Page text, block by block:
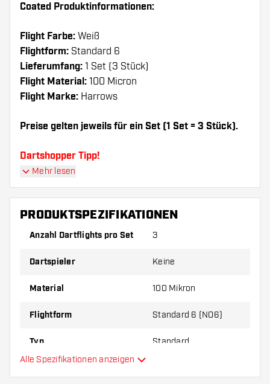
Coated Produktinformationen:
Flight Farbe: Weiß
Flightform: Standard 6
Lieferumfang: 1 Set (3 Stück)
Flight Material: 100 Micron
Flight Marke: Harrows
Preise gelten jeweils für ein Set (1 Set = 3 Stück).
Dartshopper Tipp!
Sorgen Sie für genügend Ersatz Flights und
abnutzen oder brechen.
Material oder eine andere Dicke der Flights aus,
um herauszufinden, welche Variante am besten
Mehr lesen
PRODUKTSPEZIFIKATIONEN
Anzahl Dartflights pro Set 3
Dartspieler Keine
Material 100 Mikron
Flightform Standard 6 (NO6)
Typ Standard
Alle Spezifikationen anzeigen